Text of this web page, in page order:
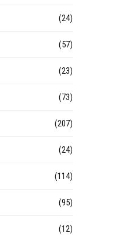
(24)
(57)
(23)
(73)
(207)
(24)
(114)
(95)
(12)